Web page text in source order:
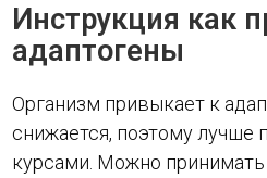
Инструкция как
адаптогены
Организм привыкает к
снижается, поэтому лучше
курсами. Можно